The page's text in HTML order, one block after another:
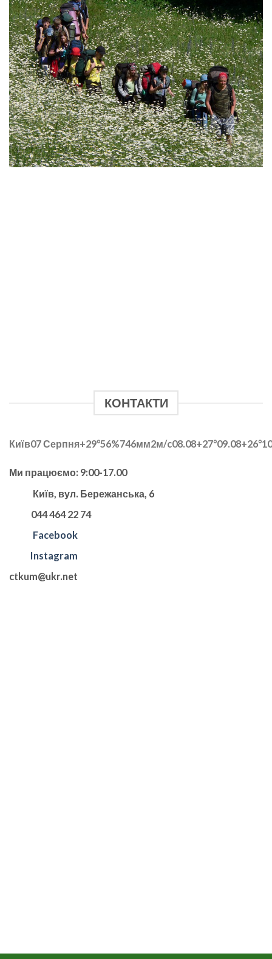
КОНТАКТИ
Київ07 Серпня+29°56%746мм2м/c08.08+27°09.08+26°
Ми працюємо: 9:00-17.00
Київ, вул. Бережанська, 6
044 464 22 74
Facebook
Instagram
ctkum@ukr.net